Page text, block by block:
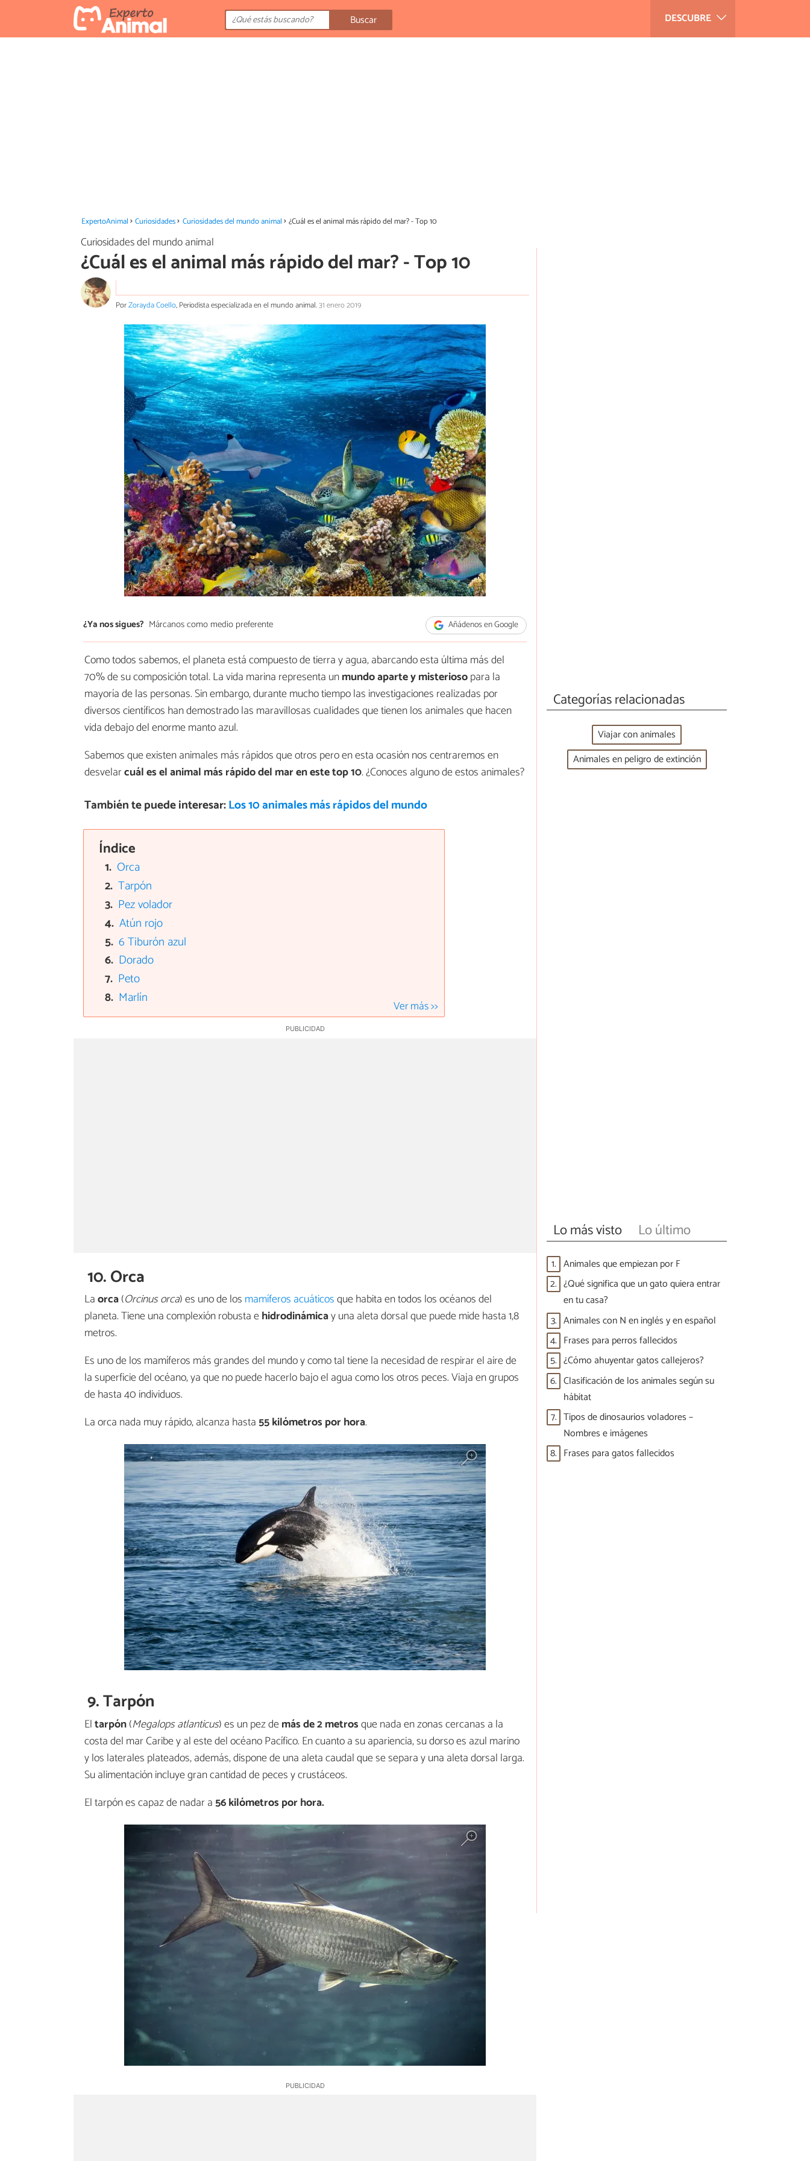
DESCUBRE
Buscar
ExpertoAnimal Curiosidades Curiosidades del mundo animal ¿Cuál es el animal más rápido del mar? - Top 10
Curiosidades del mundo animal
¿Cuál es el animal más rápido del mar? - Top 10
PorZorayda Coello, Periodista especializada en el mundo animal.31 enero 2019
¿Ya nos sigues? Márcanos como medio preferente Añádenos en Google
Como todos sabemos, el planeta está compuesto de tierra y agua, abarcando esta última más del
70% de su composición total. La vida marina representa unmundo aparte y misteriosopara la
mayoría de las personas. Sin embargo, durante mucho tiempo las investigaciones realizadas por
diversos científicos han demostrado las maravillosas cualidades que tienen los animales que hacen
vida debajo del enorme manto azul.
Sabemos que existen animales más rápidos que otros pero en esta ocasión nos centraremos en
desvelarcuál es el animal más rápido del mar en este top 10. ¿Conoces alguno de estos animales?
También te puede interesar:Los 10 animales más rápidos del mundo
Índice
Orca
Tarpón
Pez volador
Atún rojo
6 Tiburón azul
Dorado
Peto
Marlín
Ver más >>
10. Orca
Laorca(Orcinus orca) es uno de los mamíferos acuáticosque habita en todos los océanos del
planeta. Tiene una complexión robusta ehidrodinámicay una aleta dorsal que puede mide hasta 1,8
metros.
Es uno de los mamíferos más grandes del mundo y como tal tiene la necesidad de respirar el aire de
la superficie del océano, ya que no puede hacerlo bajo el agua como los otros peces. Viaja en grupos
de hasta 40 individuos.
La orca nada muy rápido, alcanza hasta55 kilómetros por hora.
9. Tarpón
Eltarpón(Megalops atlanticus) es un pez demás de 2 metrosque nada en zonas cercanas a la
costa del mar Caribe y al este del océano Pacífico. En cuanto a su apariencia, su dorso es azul marino
y los laterales plateados, además, dispone de una aleta caudal que se separa y una aleta dorsal larga.
Su alimentación incluye gran cantidad de peces y crustáceos.
El tarpón es capaz de nadar a56 kilómetros por hora.
Categorías relacionadas
Viajar con animales
Animales en peligro de extinción
Lo más visto Lo último
1. Animales que empiezan por F
2. ¿Qué significa que un gato quiera entrar
en tu casa?
3. Animales con N en inglés y en español
4. Frases para perros fallecidos
5. ¿Cómo ahuyentar gatos callejeros?
6. Clasificación de los animales según su
hábitat
7. Tipos de dinosaurios voladores –
Nombres e imágenes
8. Frases para gatos fallecidos